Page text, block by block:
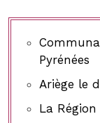
Pyrénées
Ariège le
La